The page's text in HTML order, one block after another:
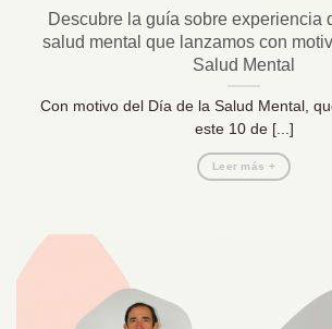
Descubre la guía sobre experiencia
salud mental que lanzamos con
Salud Mental
Con motivo del Día de la Salud Mental,
este 10 de [...]
Leer más +